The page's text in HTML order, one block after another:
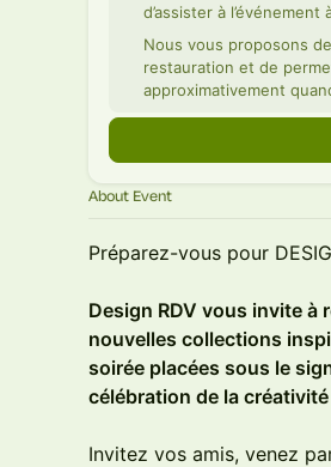
d’assister à
Nous vous proposons
restauration et de
approximativement
About Event
Préparez-vous pour
Design RDV vous invite à
nouvelles collections
soirée placées sous le
célébration de la créativité
Invitez vos amis, venez